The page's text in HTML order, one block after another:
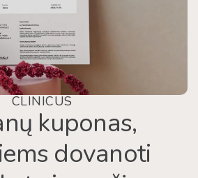
CLINICUS
kuponas,
dovanoti